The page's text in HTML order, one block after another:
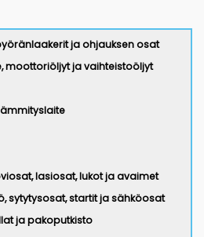
ja ohjauksen osat
moottoriöljyt ja vaihteistoöljyt
lasiosat, lukot ja avaimet
sytytysosat, startit ja sähköosat
ja pakoputkisto